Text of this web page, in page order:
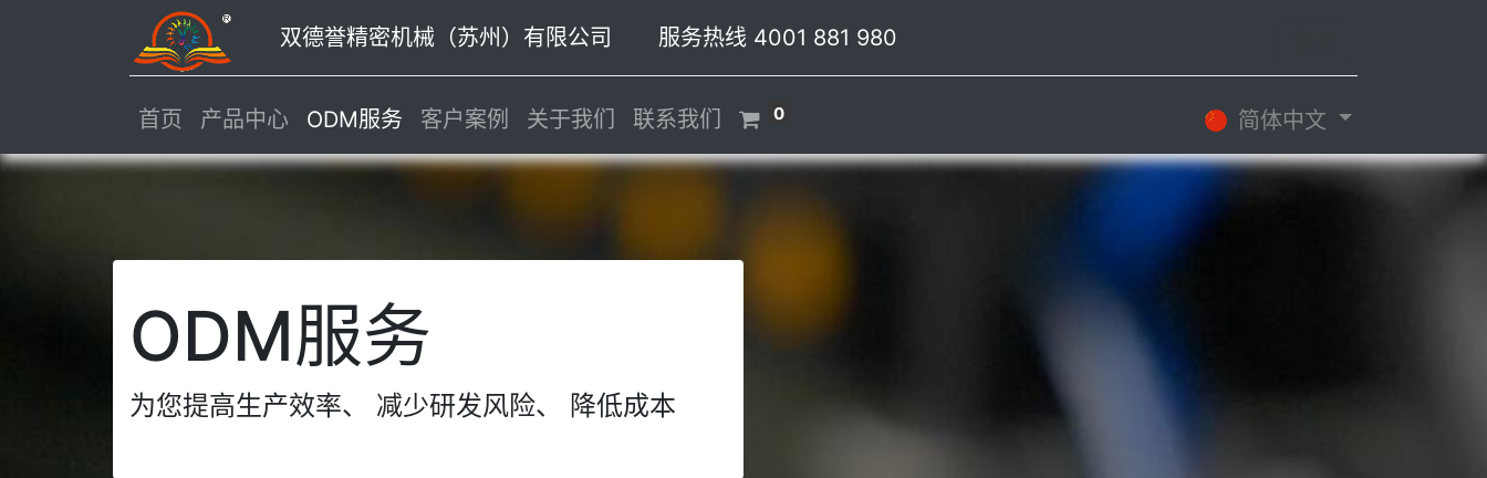
双德誉精密机械（苏州）有限公司 服务热线 4001 881 980
首页 产品中心 ODM服务 客户案例 关于我们 联系我们 0 简体中文
ODM服务
为您提高生产效率、 减少研发风险、 降低成本